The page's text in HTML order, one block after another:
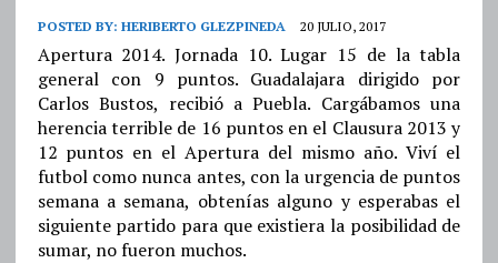
POSTED BY: HERIBERTO GLEZPINEDA 20 JULIO, 2017
Apertura 2014. Jornada 10. Lugar 15 de la tabla
general con 9 puntos. Guadalajara dirigido por
Carlos Bustos, recibió a Puebla. Cargábamos una
herencia terrible de 16 puntos en el Clausura 2013 y
12 puntos en el Apertura del mismo año. Viví el
futbol como nunca antes, con la urgencia de puntos
semana a semana, obtenías alguno y esperabas el
siguiente partido para que existiera la posibilidad de
sumar, no fueron muchos.